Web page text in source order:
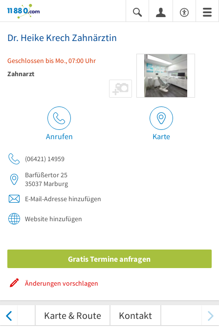
11880.com
Dr. Heike Krech Zahnärztin
Geschlossen bis Mo., 07:00 Uhr
Zahnarzt
Anrufen Karte
(06421) 14959
Barfüßertor 25
35037 Marburg
E-Mail-Adresse hinzufügen
Website hinzufügen
Gratis Termine anfragen
Änderungen vorschlagen
Karte & Route Kontakt